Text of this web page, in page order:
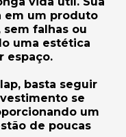
em um produto
falhas ou
uma estética
espaço.
basta seguir
se
um
de poucas